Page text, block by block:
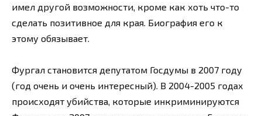
имел другой возможности, кроме как хоть что-то
сделать позитивное для края. Биография его к
этому обязывает.
Фургал становится депутатом Госдумы в 2007 году
(год очень и очень интересный). В 2004-2005 годах
происходят убийства, которые инкриминируются